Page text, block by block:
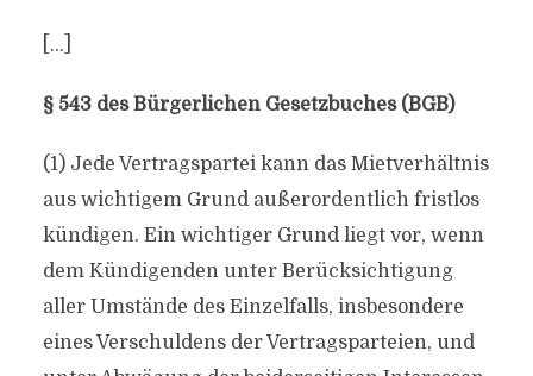
[…]
§ 543 des Bürgerlichen Gesetzbuches (BGB)
(1) Jede Vertragspartei kann das Mietverhältnis
aus wichtigem Grund außerordentlich fristlos
kündigen. Ein wichtiger Grund liegt vor, wenn
dem Kündigenden unter Berücksichtigung
aller Umstände des Einzelfalls, insbesondere
eines Verschuldens der Vertragsparteien, und